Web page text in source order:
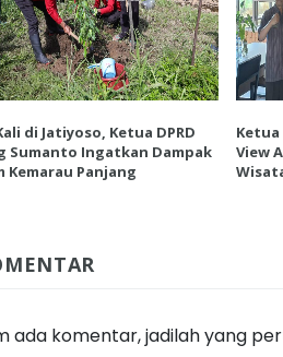
di Jatiyoso, Ketua DPRD
Sumanto Ingatkan Dampak
Kemarau Panjang
Ketua
View
ada komentar, jadilah yang